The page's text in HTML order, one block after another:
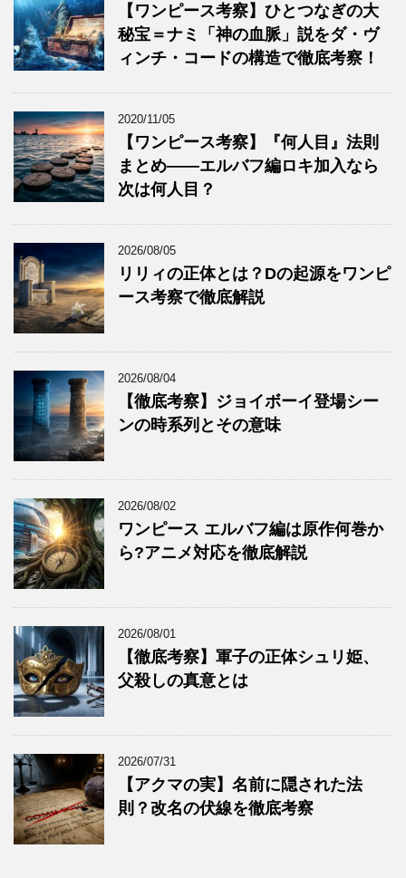
【ワンピース考察】ひとつなぎの大
秘宝＝ナミ「神の血脈」説をダ・ヴ
ィンチ・コードの構造で徹底考察！
2020/11/05
【ワンピース考察】『何人目』法則
まとめ——エルバフ編ロキ加入なら
次は何人目？
2026/08/05
リリィの正体とは？Dの起源をワンピ
ース考察で徹底解説
2026/08/04
【徹底考察】ジョイボーイ登場シー
ンの時系列とその意味
2026/08/02
ワンピース エルバフ編は原作何巻か
ら?アニメ対応を徹底解説
2026/08/01
【徹底考察】軍子の正体シュリ姫、
父殺しの真意とは
2026/07/31
【アクマの実】名前に隠された法
則？改名の伏線を徹底考察